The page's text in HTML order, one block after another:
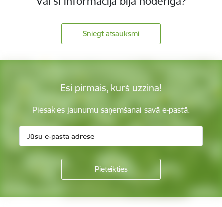
Sniegt atsauksmi
Esi pirmais, kurš uzzina!
Piesakies jaunumu saņemšanai savā e-pastā.